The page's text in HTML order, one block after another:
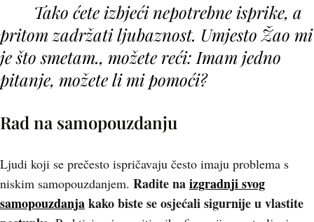
Tako ćete izbjeći nepotrebne isprike, a
pritom zadržati ljubaznost. Umjesto Žao mi
je što smetam., možete reći: Imam jedno
pitanje, možete li mi pomoći?
Rad na samopouzdanju
Ljudi koji se prečesto ispričavaju često imaju problema s
niskim samopouzdanjem. Radite naizgradnji svog
samopouzdanjakako biste se osjećali sigurnije u vlastite